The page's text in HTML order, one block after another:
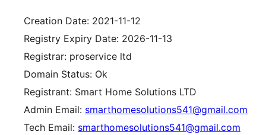
Creation Date: 2021-11-12
Registry Expiry Date: 2026-11-13
Registrar: proservice ltd
Domain Status: Ok
Registrant: Smart Home Solutions LTD
Admin Email: smarthomesolutions541@gmail.com
Tech Email: smarthomesolutions541@gmail.com